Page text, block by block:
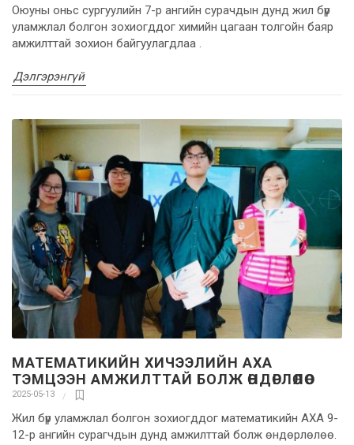
Оюуны оньс сургуулийн 7-р ангийн сурачдын дунд жил бүр
уламжлал болгон зохиогддог химийн цагаан толгойн баяр
амжилттай зохион байгуулагдлаа .
Дэлгэрэнгүй
МАТЕМАТИКИЙН ХИЧЭЭЛИЙН АХА
ТЭМЦЭЭН АМЖИЛТТАЙ БОЛЖ ӨНДӨРЛӨЛӨӨ.
2025-05-13
Жил бүр уламжлал болгон зохиогддог математикийн АХА 9-
12-р ангийн сурагчдын дунд амжилттай болж өндөрлөлөө.